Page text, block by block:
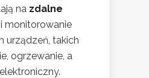
na zdalne
i monitorowanie
urządzeń, takich
ogrzewanie, a